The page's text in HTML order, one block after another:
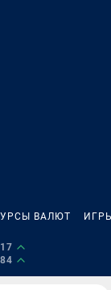
ВАЛЮТ